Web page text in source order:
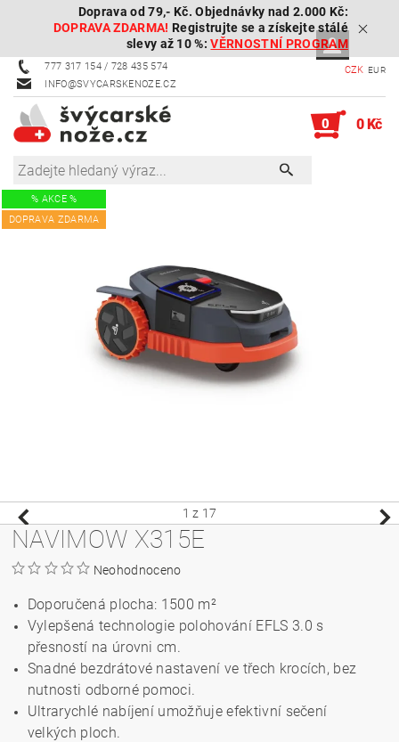
Doprava od 79,- Kč. Objednávky nad 2.000 Kč:
DOPRAVA ZDARMA! Registrujte se a získejte stálé
slevy až 10 %:VĚRNOSTNÍ PROGRAM
777 317 154 / 728 435 574
INFO@SVYCARSKENOZE.CZ
CZK EUR
0 0 Kč
% AKCE %
DOPRAVA ZDARMA
1 z 17
NAVIMOW X315E
Neohodnoceno
Doporučená plocha: 1500 m²
Vylepšená technologie polohování EFLS 3.0 s
přesností na úrovni cm.
Snadné bezdrátové nastavení ve třech krocích, bez
nutnosti odborné pomoci.
Ultrarychlé nabíjení umožňuje efektivní sečení
velkých ploch.